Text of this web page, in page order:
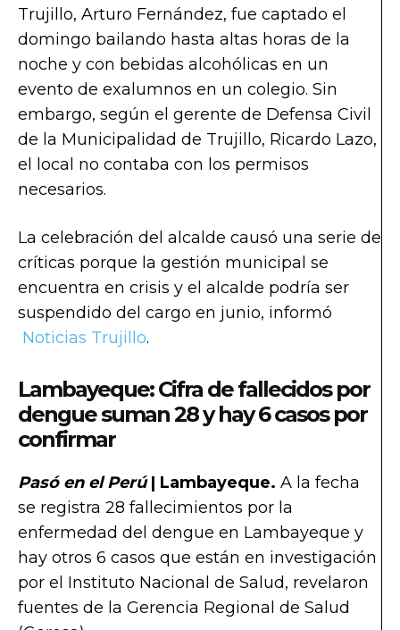
Trujillo, Arturo Fernández, fue captado el
domingo bailando hasta altas horas de la
noche y con bebidas alcohólicas en un
evento de exalumnos en un colegio. Sin
embargo, según el gerente de Defensa Civil
de la Municipalidad de Trujillo, Ricardo Lazo,
el local no contaba con los permisos
necesarios.
La celebración del alcalde causó una serie de
críticas porque la gestión municipal se
encuentra en crisis y el alcalde podría ser
suspendido del cargo en junio, informó
Noticias Trujillo.
Lambayeque: Cifra de fallecidos por
dengue suman 28 y hay 6 casos por
confirmar
Pasó en el Perú| Lambayeque. A la fecha
se registra 28 fallecimientos por la
enfermedad del dengue en Lambayeque y
hay otros 6 casos que están en investigación
por el Instituto Nacional de Salud, revelaron
fuentes de la Gerencia Regional de Salud